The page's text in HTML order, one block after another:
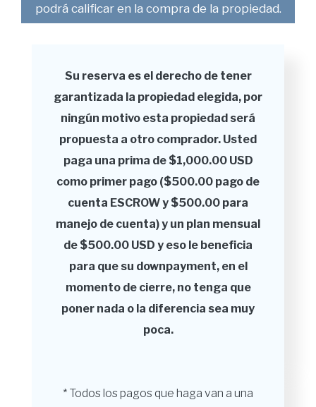
podrá calificar en la compra de la propiedad.
Su reserva es el derecho de tener
garantizada la propiedad elegida, por
ningún motivo esta propiedad será
propuesta a otro comprador. Usted
paga una prima de $1,000.00 USD
como primer pago ($500.00 pago de
cuenta ESCROW y $500.00 para
manejo de cuenta) y un plan mensual
de $500.00 USD y eso le beneficia
para que su downpayment, en el
momento de cierre, no tenga que
poner nada o la diferencia sea muy
poca.
* Todos los pagos que haga van a una